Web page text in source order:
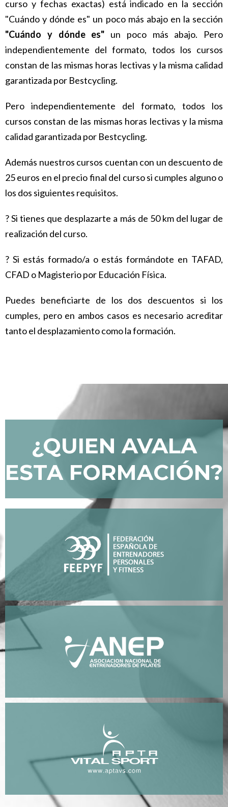
curso y fechas exactas) está indicado en la sección
"Cuándo y dónde es" un poco más abajo en la sección
"Cuándo y dónde es" un poco más abajo. Pero
independientemente del formato, todos los cursos
constan de las mismas horas lectivas y la misma calidad
garantizada por Bestcycling.
Pero independientemente del formato, todos los
cursos constan de las mismas horas lectivas y la misma
calidad garantizada por Bestcycling.
Además nuestros cursos cuentan con un descuento de
25 euros en el precio final del curso si cumples alguno o
los dos siguientes requisitos.
? Si tienes que desplazarte a más de 50 km del lugar de
realización del curso.
? Si estás formado/a o estás formándote en TAFAD,
CFAD o Magisterio por Educación Física.
Puedes beneficiarte de los dos descuentos si los
cumples, pero en ambos casos es necesario acreditar
tanto el desplazamiento como la formación.
¿QUIEN AVALA
ESTA FORMACIÓN?